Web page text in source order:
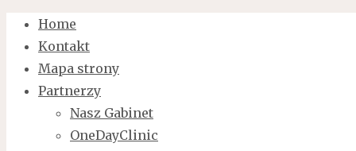
Home
Kontakt
Mapa strony
Partnerzy
Nasz Gabinet
OneDayClinic